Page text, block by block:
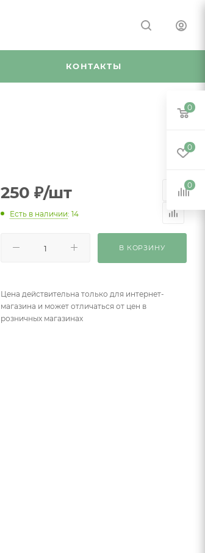
КОНТАКТЫ
250 ₽/шт
Есть в наличии: 14
В КОРЗИНУ
Цена действительна только для интернет-
магазина и может отличаться от цен в
розничных магазинах
0
0
0